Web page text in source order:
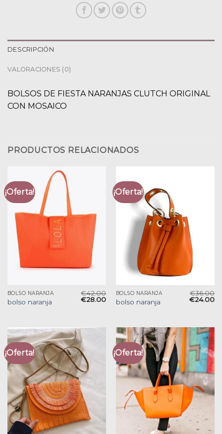
DESCRIPCIÓN
VALORACIONES (0)
BOLSOS DE FIESTA NARANJAS CLUTCH ORIGINAL
CON MOSAICO
PRODUCTOS RELACIONADOS
¡Oferta!
BOLSO NARANJA
bolso naranja
€42.00
€28.00
¡Oferta!
BOLSO NARANJA
bolso naranja
€36.00
€24.00
¡Oferta! ¡Oferta!